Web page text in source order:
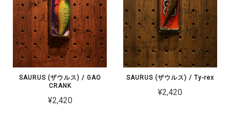
SAURUS (ザウルス) / GAO
CRANK
¥2,420
SAURUS (ザウルス) / Ty-rex
¥2,420